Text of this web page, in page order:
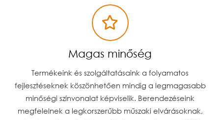
Magas minőség
Termékeink és szolgáltatásaink a folyamatos
fejlesztéseknek köszönhetően mindig a legmagasabb
minőségi színvonalat képviselik. Berendezéseink
megfelelnek a legkorszerűbb műszaki elvárásoknak,